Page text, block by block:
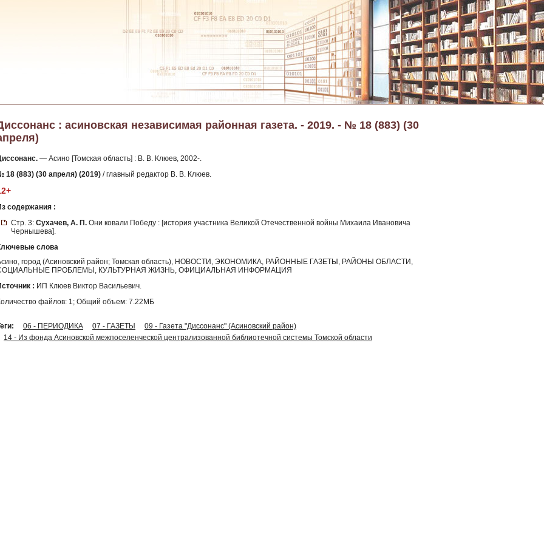
: асиновская независимая районная газета. - 2019. - № 18 (883) (30
— Асино [Томская область] : В. В. Клюев, 2002-.
18 (883) (30 апреля) (2019) / главный редактор В. В. Клюев.
содержания :
Стр. 3: Сухачев, А. П. Они ковали Победу : [история участника Великой Отечественной войны Михаила Ивановича
Чернышева].
слова
город (Асиновский район; Томская область), НОВОСТИ, ЭКОНОМИКА, РАЙОННЫЕ ГАЗЕТЫ, РАЙОНЫ ОБЛАСТИ,
ПРОБЛЕМЫ, КУЛЬТУРНАЯ ЖИЗНЬ, ОФИЦИАЛЬНАЯ ИНФОРМАЦИЯ
: ИП Клюев Виктор Васильевич.
файлов: 1; Общий объем: 7.22МБ
06 - ПЕРИОДИКА 07 - ГАЗЕТЫ
09 - Газета "Диссонанс" (Асиновский район)
14 - Из фонда Асиновской межпоселенческой централизованной библиотечной системы Томской области